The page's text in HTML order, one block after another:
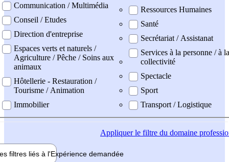
Communication / Multimédia
Conseil / Etudes
Direction d'entreprise
Espaces verts et naturels /
Agriculture / Pêche / Soins aux
animaux
Hôtellerie - Restauration /
Tourisme / Animation
Immobilier
Ressources Humaines
Santé
Secrétariat / Assistanat
Services à la personne / à la
collectivité
Spectacle
Sport
Transport / Logistique
Appliquerle filtre du domaine
filtres liés à l'Expérience demandée